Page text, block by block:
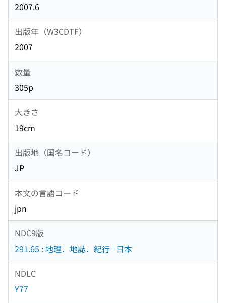
2007.6
出版年（W3CDTF）
2007
数量
305p
大きさ
19cm
出版地（国名コード）
JP
本文の言語コード
jpn
NDC9版
291.65 : 地理．地誌．紀行--日本
NDLC
Y77